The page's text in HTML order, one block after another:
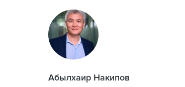
Абылхаир Накипов